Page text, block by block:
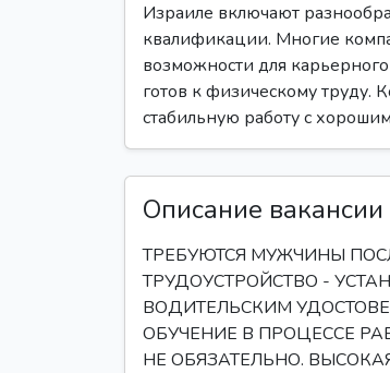
Израиле включают
квалификации. Многие
возможности для
готов к физическому труду.
стабильную работу с
Описание вакансии
ТРЕБУЮТСЯ МУЖЧИНЫ
ТРУДОУСТРОЙСТВО -
ВОДИТЕЛЬСКИМ
ОБУЧЕНИЕ В ПРОЦЕССЕ
НЕ ОБЯЗАТЕЛЬНО.